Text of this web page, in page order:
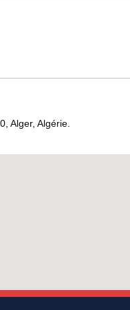
Alger, Algérie.